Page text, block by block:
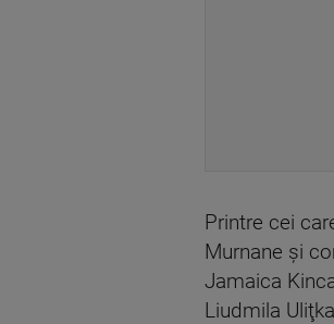
Printre cei
Murnane şi
Jamaica
Liudmila